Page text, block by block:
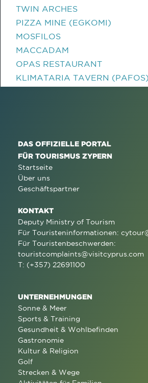
TWIN ARCHES
PIZZA MINE (EGKOMI)
MOSFILOS
MACCADAM
OPAS RESTAURANT
KLIMATARIA TAVERN (PAFOS)
DAS OFFIZIELLE PORTAL
FÜR TOURISMUS ZYPERN
Startseite
Über uns
Geschäftspartner
KONTAKT
Deputy Ministry of Tourism
Für Touristeninformationen:
Für Touristenbeschwerden:
touristcomplaints@visitcyprus.com
T: (+357) 22691100
UNTERNEHMUNGEN
Sonne & Meer
Sports & Training
Gesundheit & Wohlbefinden
Gastronomie
Kultur & Religion
Golf
Strecken & Wege